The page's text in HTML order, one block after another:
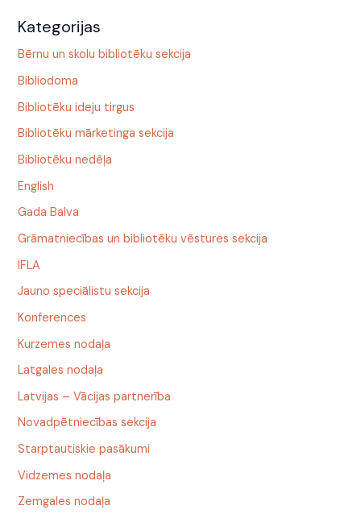
Kategorijas
Bērnu un skolu bibliotēku sekcija
Bibliodoma
Bibliotēku ideju tirgus
Bibliotēku mārketinga sekcija
Bibliotēku nedēļa
English
Gada Balva
Grāmatniecības un bibliotēku vēstures sekcija
IFLA
Jauno speciālistu sekcija
Konferences
Kurzemes nodaļa
Latgales nodaļa
Latvijas – Vācijas partnerība
Novadpētniecības sekcija
Starptautiskie pasākumi
Vidzemes nodaļa
Zemgales nodaļa